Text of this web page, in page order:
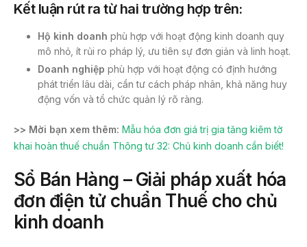
Kết luận rút ra từ hai trường hợp trên:
Hộ kinh doanh phù hợp với hoạt động kinh doanh quy
mô nhỏ, ít rủi ro pháp lý, ưu tiên sự đơn giản và linh hoạt.
Doanh nghiệp phù hợp với hoạt động có định hướng
phát triển lâu dài, cần tư cách pháp nhân, khả năng huy
động vốn và tổ chức quản lý rõ ràng.
>> Mời bạn xem thêm: Mẫu hóa đơn giá trị gia tăng kiêm tờ
khai hoàn thuế chuẩn Thông tư 32: Chủ kinh doanh cần biết!
Sổ Bán Hàng – Giải pháp xuất hóa
đơn điện tử chuẩn Thuế cho chủ
kinh doanh